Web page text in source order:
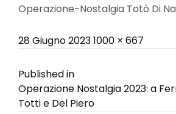
Operazione-Nostalgia Totò Di
Posted
28 Giugno 2023Full
1000 × 667
Navigazione
articoli
Published in
Operazione Nostalgia 2023: a
Totti e Del Piero